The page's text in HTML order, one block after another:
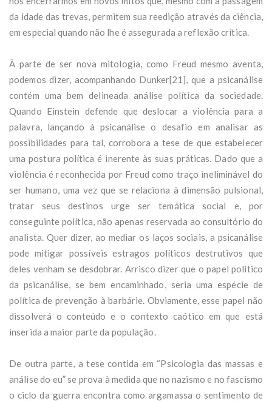
da idade das trevas, permitem sua reedição através da ciência,
em especial quando não lhe é assegurada a reflexão crítica.
À parte de ser nova mitologia, como Freud mesmo aventa,
podemos dizer, acompanhando Dunker[21], que a psicanálise
contém uma bem delineada análise política da sociedade.
Quando Einstein defende que deslocar a violência para a
palavra, lançando à psicanálise o desafio em analisar as
possibilidades para tal, corrobora a tese de que estabelecer
uma postura política é inerente às suas práticas. Dado que a
violência é reconhecida por Freud como traço ineliminável do
ser humano, uma vez que se relaciona à dimensão pulsional,
tratar seus destinos urge ser temática social e, por
conseguinte política, não apenas reservada ao consultório do
analista. Quer dizer, ao mediar os laços sociais, a psicanálise
pode mitigar possíveis estragos políticos destrutivos que
deles venham se desdobrar. Arrisco dizer que o papel político
da psicanálise, se bem encaminhado, seria uma espécie de
política de prevenção à barbárie. Obviamente, esse papel não
dissolverá o conteúdo e o contexto caótico em que está
inserida a maior parte da população.
De outra parte, a tese contida em “Psicologia das massas e
análise do eu” se prova à medida que no nazismo e no fascismo
o ciclo da guerra encontra como argamassa o sentimento de